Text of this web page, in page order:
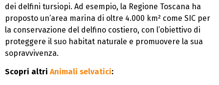
dei delfini tursiopi. Ad esempio, la Regione Toscana ha
proposto un’area marina di oltre 4.000 km² come SIC per
la conservazione del delfino costiero, con l’obiettivo di
proteggere il suo habitat naturale e promuovere la sua
sopravvivenza.
Scopri altri Animali selvatici: